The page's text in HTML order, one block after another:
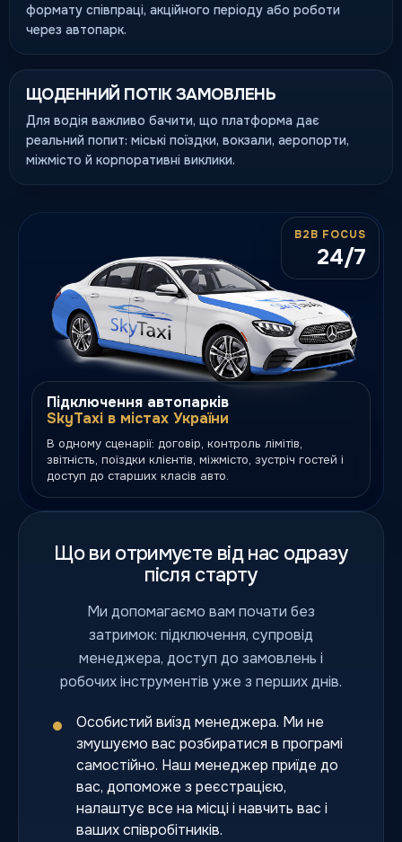
формату співпраці, акційного періоду або роботи
через автопарк.
ЩОДЕННИЙ ПОТІК ЗАМОВЛЕНЬ
Для водія важливо бачити, що платформа дає
реальний попит: міські поїздки, вокзали, аеропорти,
міжмісто й корпоративні виклики.
Підключення автопарків
SkyTaxi в містах України
В одному сценарії: договір, контроль лімітів,
звітність, поїздки клієнтів, міжмісто, зустріч гостей і
доступ до старших класів авто.
B2B FOCUS
24/7
Що ви отримуєте від нас одразу
після старту
Ми допомагаємо вам почати без
затримок: підключення, супровід
менеджера, доступ до замовлень і
робочих інструментів уже з перших днів.
Особистий виїзд менеджера. Ми не
змушуємо вас розбиратися в програмі
самостійно. Наш менеджер приїде до
вас, допоможе з реєстрацією,
налаштує все на місці і навчить вас і
ваших співробітників.